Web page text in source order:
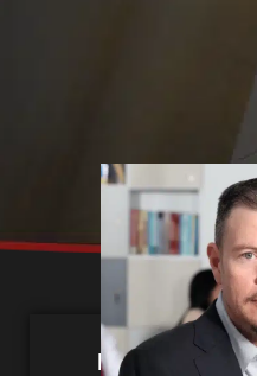
FERNANDO